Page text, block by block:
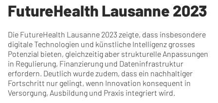
FutureHealth Lausanne 2023
Die FutureHealth Lausanne 2023 zeigte, dass insbesondere
digitale Technologien und künstliche Intelligenz grosses
Potenzial bieten, gleichzeitig aber strukturelle Anpassungen
in Regulierung, Finanzierung und Dateninfrastruktur
erfordern. Deutlich wurde zudem, dass ein nachhaltiger
Fortschritt nur gelingt, wenn Innovation konsequent in
Versorgung, Ausbildung und Praxis integriert wird.